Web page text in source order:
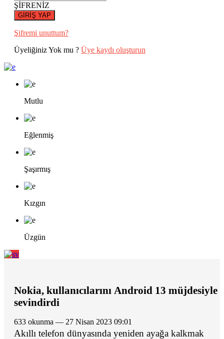
ŞİFRENİZ
GİRİŞ YAP
Şifremi unuttum?
Üyeliğiniz Yok mu ? Üye kaydı oluşturun
Mutlu
Eğlenmiş
Şaşırmış
Kızgın
Üzgün
Nokia, kullanıcılarını Android 13 müjdesiyle
sevindirdi
633 okunma — 27 Nisan 2023 09:01
Akıllı telefon dünyasında yeniden ayağa kalkmak